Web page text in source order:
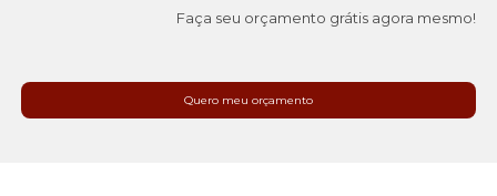
Faça seu orçamento grátis agora mesmo!
Quero meu orçamento